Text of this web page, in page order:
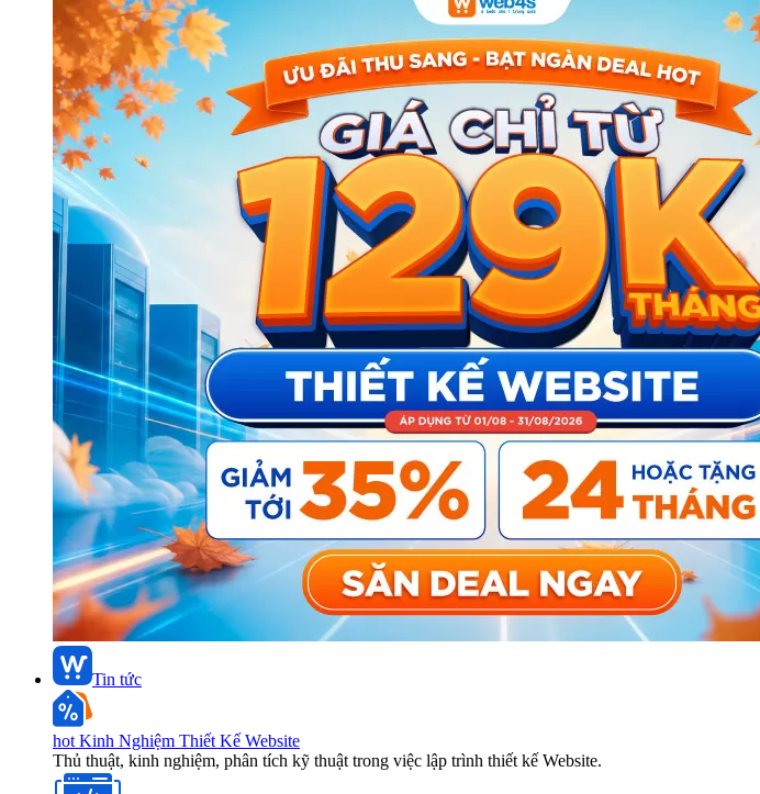
Tin tức
hot Kinh Nghiệm Thiết Kế Website
Thủ thuật, kinh nghiệm, phân tích kỹ thuật trong việc lập trình thiết kế Website.